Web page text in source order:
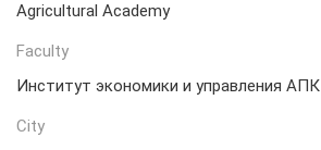
Agricultural Academy
Faculty
Институт экономики и управления АПК
City